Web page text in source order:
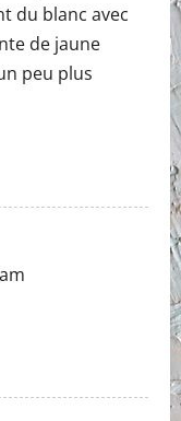
du blanc avec
de jaune
peu plus